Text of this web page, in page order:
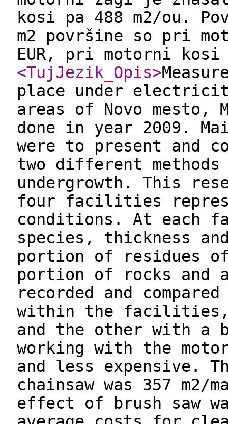
kosi pa 488 m2/ou.
m2 površine so pri
EUR, pri motorni kosi
<TujJezik_Opis>
place under
areas of Novo mesto,
done in year 2009.
were to present and
two different
undergrowth. This
four facilities
conditions. At each
species, thickness
portion of residues
portion of rocks and
recorded and
within the facilities,
and the other with a
working with the
and less expensive.
chainsaw was 357 m2/
effect of brush saw